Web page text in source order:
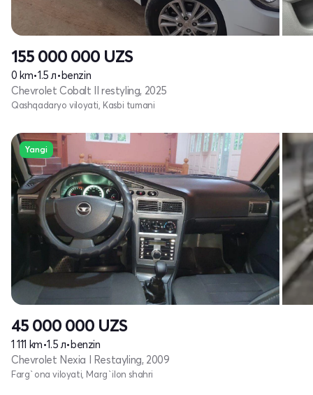
155 000 000 UZS
0 km•1.5 л•benzin
Chevrolet Cobalt II restyling, 2025
Qashqadaryo viloyati, Kasbi tumani
Yangi
45 000 000 UZS
1 111 km•1.5 л•benzin
Chevrolet Nexia I Restayling, 2009
Farg`ona viloyati, Marg`ilon shahri